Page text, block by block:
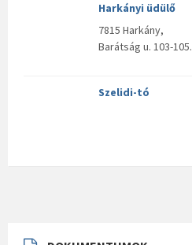
Harkányi üdülő
7815 Harkány,
Barátság u. 103-105.
Szelidi-tó